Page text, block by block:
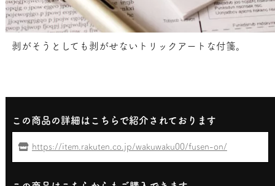
剥がそうとしても剥がせないトリックアートな付箋。
この商品の詳細はこちらで紹介されております
https://item.rakuten.co.jp/wakuwaku00/fusen-on/